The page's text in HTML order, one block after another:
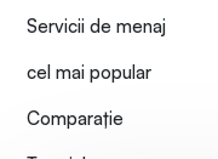
Servicii de menaj
cel mai popular
Comparaţie